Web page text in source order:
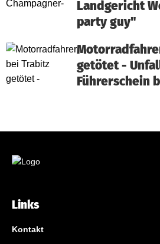
Landgericht
party guy"
getötet -
Führerschein
Links
Kontakt